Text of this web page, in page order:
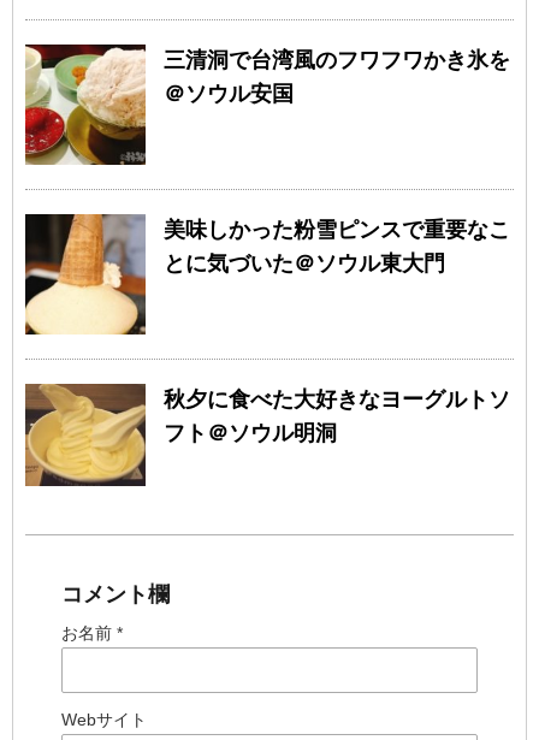
三清洞で台湾風のフワフワかき氷を
＠ソウル安国
美味しかった粉雪ピンスで重要なこ
とに気づいた＠ソウル東大門
秋夕に食べた大好きなヨーグルトソ
フト＠ソウル明洞
コメント欄
お名前 *
Webサイト